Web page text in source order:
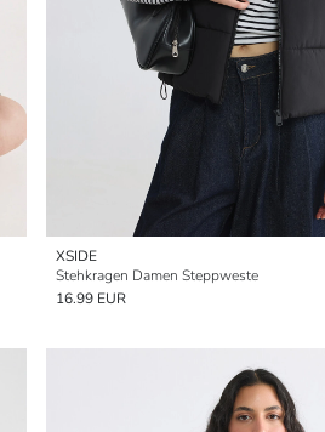
XSIDE
Stehkragen Damen Steppweste
16.99 EUR